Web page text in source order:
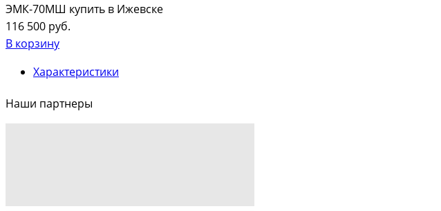
ЭМК-70МШ купить в Ижевске
116 500 руб.
В корзину
Характеристики
Наши партнеры